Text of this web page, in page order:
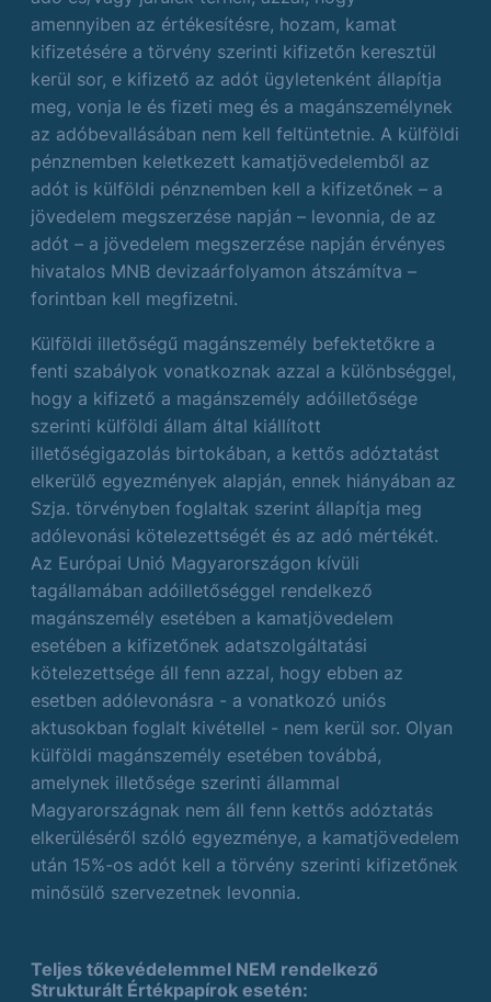
amennyiben az értékesítésre, hozam, kamat
kifizetésére a törvény szerinti kifizetőn keresztül
kerül sor, e kifizető az adót ügyletenként állapítja
meg, vonja le és fizeti meg és a magánszemélynek
az adóbevallásában nem kell feltüntetnie. A külföldi
pénznemben keletkezett kamatjövedelemből az
adót is külföldi pénznemben kell a kifizetőnek – a
jövedelem megszerzése napján – levonnia, de az
adót – a jövedelem megszerzése napján érvényes
hivatalos MNB devizaárfolyamon átszámítva –
forintban kell megfizetni.
Külföldi illetőségű magánszemély befektetőkre a
fenti szabályok vonatkoznak azzal a különbséggel,
hogy a kifizető a magánszemély adóilletősége
szerinti külföldi állam által kiállított
illetőségigazolás birtokában, a kettős adóztatást
elkerülő egyezmények alapján, ennek hiányában az
Szja. törvényben foglaltak szerint állapítja meg
adólevonási kötelezettségét és az adó mértékét.
Az Európai Unió Magyarországon kívüli
tagállamában adóilletőséggel rendelkező
magánszemély esetében a kamatjövedelem
esetében a kifizetőnek adatszolgáltatási
kötelezettsége áll fenn azzal, hogy ebben az
esetben adólevonásra - a vonatkozó uniós
aktusokban foglalt kivétellel - nem kerül sor. Olyan
külföldi magánszemély esetében továbbá,
amelynek illetősége szerinti állammal
Magyarországnak nem áll fenn kettős adóztatás
elkerüléséről szóló egyezménye, a kamatjövedelem
után 15%-os adót kell a törvény szerinti kifizetőnek
minősülő szervezetnek levonnia.
Teljes tőkevédelemmel NEM rendelkező
Strukturált Értékpapírok esetén: